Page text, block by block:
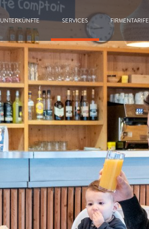
UNTERKÜNFTE SERVICES FIRMENTARIFE